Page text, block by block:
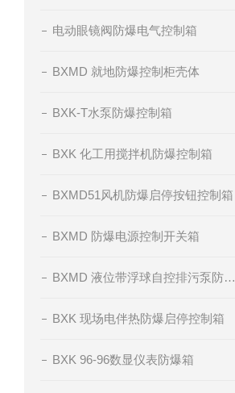
电动眼镜阀防爆电气控制箱
BXMD 就地防爆控制柜壳体
BXK-T水泵防爆控制箱
BXK 化工用搅拌机防爆控制箱
BXMD51风机防爆启停按钮控制箱
BXMD 防爆电源控制开关箱
BXMD 液位带浮球自控排污泵防爆控制箱
BXK 现场电伴热防爆启停控制箱
BXK 96-96数显仪表防爆箱